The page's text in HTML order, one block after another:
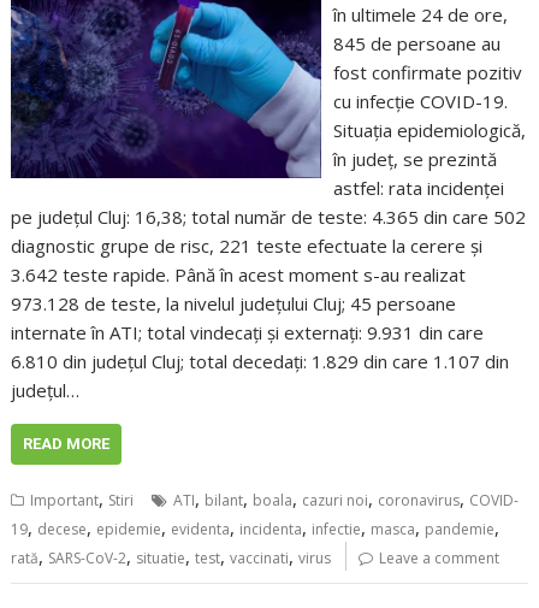
în ultimele 24 de ore,
845 de persoane au
fost confirmate pozitiv
cu infecție COVID-19.
Situația epidemiologică,
în județ, se prezintă
astfel: rata incidenței
pe județul Cluj: 16,38; total număr de teste: 4.365 din care 502
diagnostic grupe de risc, 221 teste efectuate la cerere și
3.642 teste rapide. Până în acest moment s-au realizat
973.128 de teste, la nivelul județului Cluj; 45 persoane
internate în ATI; total vindecați și externați: 9.931 din care
6.810 din județul Cluj; total decedați: 1.829 din care 1.107 din
județul…
READ MORE
Important, Stiri ATI, bilant, boala, cazuri noi, coronavirus, COVID-
19, decese, epidemie, evidenta, incidenta, infectie, masca, pandemie,
rată, SARS-CoV-2, situatie,test,vaccinati,virus Leave a comment